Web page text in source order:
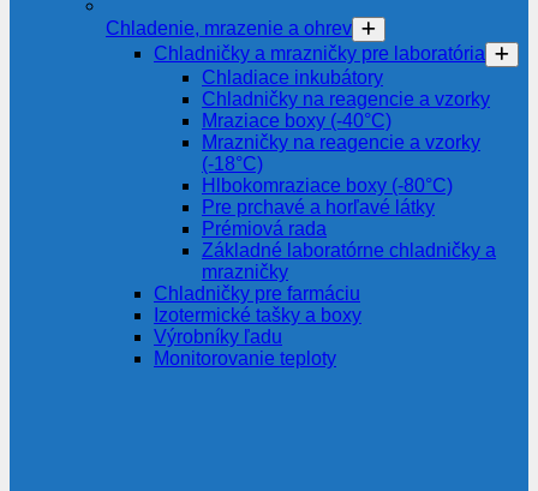
Chladenie, mrazenie a ohrev
Chladničky a mrazničky pre laboratória
Chladiace inkubátory
Chladničky na reagencie a vzorky
Mraziace boxy (-40°C)
Mrazničky na reagencie a vzorky
(-18°C)
Hlbokomraziace boxy (-80°C)
Pre prchavé a horľavé látky
Prémiová rada
Základné laboratórne chladničky a
mrazničky
Chladničky pre farmáciu
Izotermické tašky a boxy
Výrobníky ľadu
Monitorovanie teploty